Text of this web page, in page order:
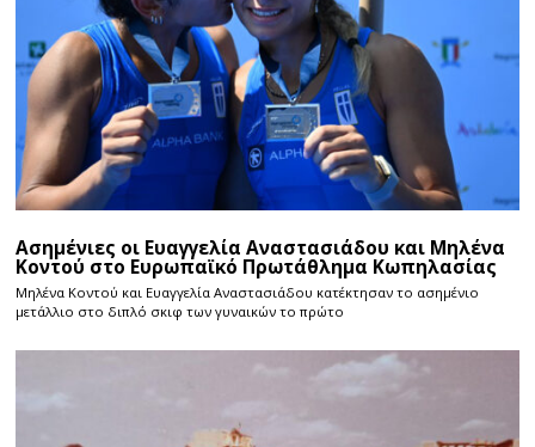
Ασημένιες οι Ευαγγελία Αναστασιάδου και Μηλένα
Κοντού στο Ευρωπαϊκό Πρωτάθλημα Κωπηλασίας
Μηλένα Κοντού και Ευαγγελία Αναστασιάδου κατέκτησαν το ασημένιο
μετάλλιο στο διπλό σκιφ των γυναικών το πρώτο